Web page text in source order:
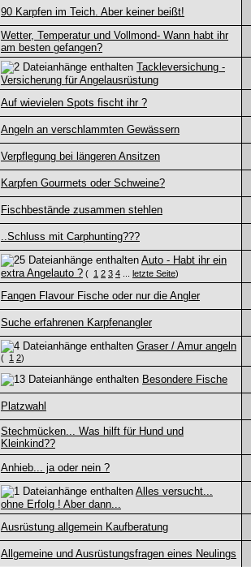
90 Karpfen im Teich. Aber keiner beißt!
Wetter, Temperatur und Vollmond- Wann habt ihr
am besten gefangen?
Tackleversichung -
Versicherung für Angelausrüstung
Auf wievielen Spots fischt ihr ?
Angeln an verschlammten Gewässern
Verpflegung bei längeren Ansitzen
Karpfen Gourmets oder Schweine?
Fischbestände zusammen stehlen
..Schluss mit Carphunting???
Auto - Habt ihr ein
extra Angelauto ? ( 1 2 3 4 letzte Seite)
Fangen Flavour Fische oder nur die Angler
Suche erfahrenen Karpfenangler
Graser / Amur angeln
( 1 2)
Besondere Fische
Platzwahl
Stechmücken... Was hilft für Hund und
Kleinkind??
Anhieb... ja oder nein ?
Alles versucht...
ohne Erfolg ! Aber dann...
Ausrüstung allgemein Kaufberatung
Allgemeine und Ausrüstungsfragen eines Neulings